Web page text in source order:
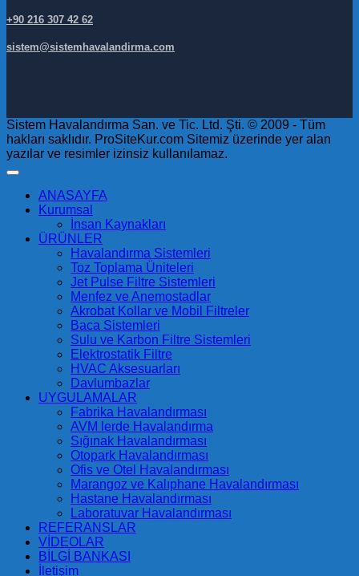
+90 216 307 42 62
sistem@sistemhavalandirma.com
Sistem Havalandırma San. ve Tic. Ltd. Şti. © 2009 - Tüm
hakları saklıdır. ProSiteKur.com Sitemiz üzerinde yer alan
yazılar ve resimler izinsiz kullanılamaz.
ANASAYFA
Kurumsal
İnsan Kaynakları
ÜRÜNLER
Havalandırma Sistemleri
Toz Toplama Üniteleri
Jet Pulse Filtre Sistemleri
Menfez ve Anemostadlar
Akrobat Kollar ve Mobil Filtreler
Baca Sistemleri
Sulu ve Karbon Filtre Sistemleri
Elektrostatik Filtre
HVAC Aksesuarları
Davlumbazlar
UYGULAMALAR
Fabrika Havalandırması
AVM lerde Havalandırma
Sığınak Havalandırması
Otopark Havalandırması
Ofis ve Otel Havalandırması
Marangoz ve Kalıphane Havalandırması
Hastane Havalandırması
Laboratuvar Havalandırması
REFERANSLAR
VİDEOLAR
BİLGİ BANKASI
İletişim